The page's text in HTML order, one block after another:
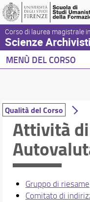
Corso di laurea magistrale in
Scienze
MENÙ DEL CORSO
Corso di laurea in
Presentazione del
Sedi e strutture
Norme e
Organizzazione
Per iscriversi
Per laurearsi
Proseguire dopo
Qualità del Corso
Attività di
Gruppo di riesame
Comitato di